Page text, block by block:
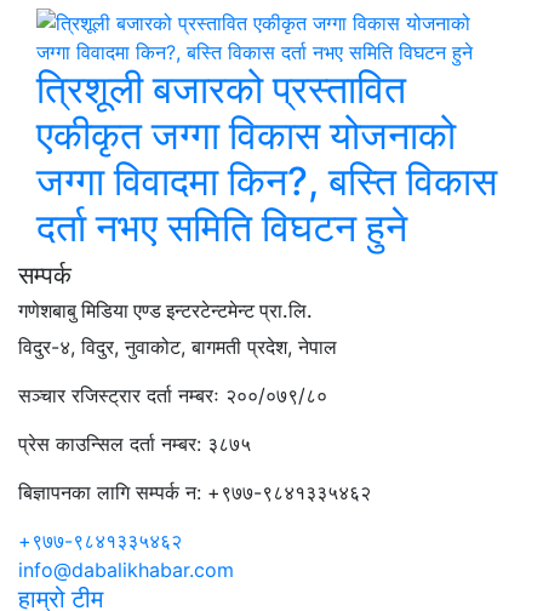
त्रिशूली बजारको प्रस्तावित
एकीकृत जग्गा विकास योजनाको
जग्गा विवादमा किन?, बस्ति विकास
दर्ता नभए समिति विघटन हुने
सम्पर्क
गणेशबाबु मिडिया एण्ड इन्टरटेन्टमेन्ट प्रा.लि.
विदुर-४, विदुर, नुवाकोट, बागमती प्रदेश, नेपाल
सञ्चार रजिस्ट्रार दर्ता नम्बरः २००/०७९/८०
प्रेस काउन्सिल दर्ता नम्बर: ३८७५
बिज्ञापनका लागि सम्पर्क न: +९७७-९८४१३३५४६२
+९७७-९८४१३३५४६२
info@dabalikhabar.com
हाम्रो टीम